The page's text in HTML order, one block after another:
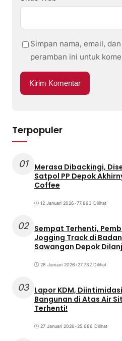
Simpan nama, email,
peramban ini untuk
Terpopuler
01
Merasa Dibackingi,
Satpol PP Depok
Coffee
12 Januari 2026•77.893 Dilihat
02 Sempat Terhenti,
Jogging Track di
Sawangan Depok
28 Januari 2026•27.732 Dilihat
03 Lapor KDM,
Bangunan di Atas Air
Terhenti!
27 Januari 2026•25.686 Dilihat